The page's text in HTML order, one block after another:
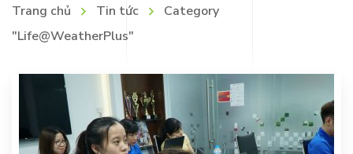
Trang chủ Tin tức
Category
"Life@WeatherPlus"